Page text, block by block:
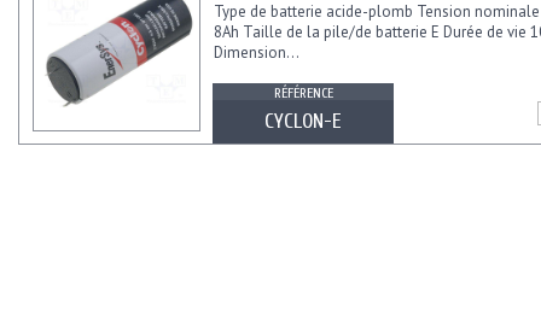
Type de batterie acide-plomb Tension nominale
8Ah Taille de la pile/de batterie E Durée de vie
Dimension...
RÉFÉRENCE
CYCLON-E